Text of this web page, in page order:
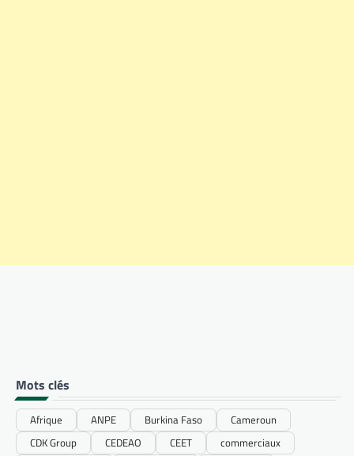
Mots clés
Afrique ANPE Burkina Faso
Cameroun
CDK Group
CEDEAO CEET
commerciaux